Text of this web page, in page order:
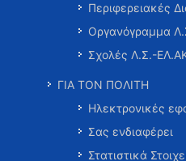
Περιφερειακές
Οργανόγραμμα
Σχολές Λ.Σ.-
ΓΙΑ ΤΟΝ ΠΟΛΙΤΗ
Ηλεκτρονικές
Σας ενδιαφέρει
Στατιστικά